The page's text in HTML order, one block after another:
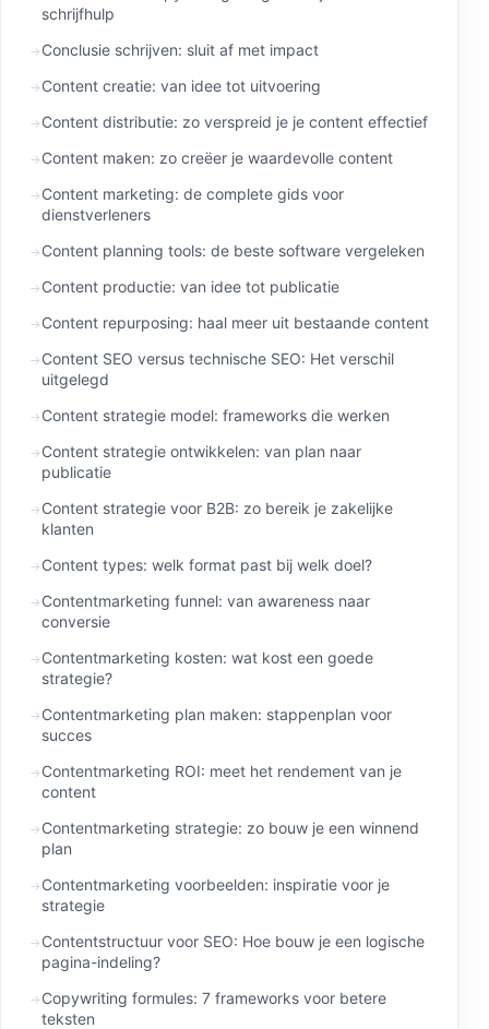
schrijfhulp
Conclusie schrijven: sluit af met impact
Content creatie: van idee tot uitvoering
Content distributie: zo verspreid je je content effectief
Content maken: zo creëer je waardevolle content
Content marketing: de complete gids voor
dienstverleners
Content planning tools: de beste software vergeleken
Content productie: van idee tot publicatie
Content repurposing: haal meer uit bestaande content
Content SEO versus technische SEO: Het verschil
uitgelegd
Content strategie model: frameworks die werken
Content strategie ontwikkelen: van plan naar
publicatie
Content strategie voor B2B: zo bereik je zakelijke
klanten
Content types: welk format past bij welk doel?
Contentmarketing funnel: van awareness naar
conversie
Contentmarketing kosten: wat kost een goede
strategie?
Contentmarketing plan maken: stappenplan voor
succes
Contentmarketing ROI: meet het rendement van je
content
Contentmarketing strategie: zo bouw je een winnend
plan
Contentmarketing voorbeelden: inspiratie voor je
strategie
Contentstructuur voor SEO: Hoe bouw je een logische
pagina-indeling?
Copywriting formules: 7 frameworks voor betere
teksten